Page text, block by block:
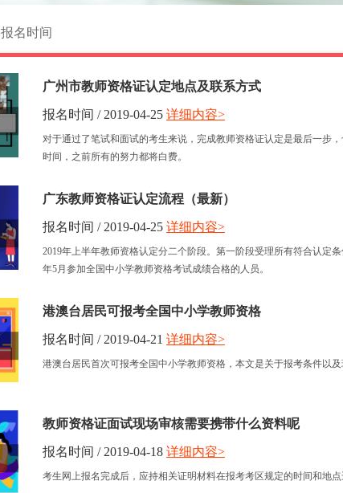
报名时间
广州市教师资格证认定地点及联系方式
报名时间 / 2019-04-25
对于通过了笔试和面试的考生来说，完成教师资格证认定是最后一步
时间，之前所有的努力都将白费。
详细内容>
广东教师资格证认定流程（最新）
报名时间 / 2019-04-25
2019年上半年教师资格认定分二个阶段。第一阶段受理所有符合认定
年5月参加全国中小学教师资格考试成绩合格的人员。
详细内容>
港澳台居民可报考全国中小学教师资格
报名时间 / 2019-04-21
港澳台居民首次可报考全国中小学教师资格，本文是关于报考条件以及
详细内容>
教师资格证面试现场审核需要携带什么资料呢
报名时间 / 2019-04-18
考生网上报名完成后，应持相关证明材料在报考考区规定的时间和地点
详细内容>